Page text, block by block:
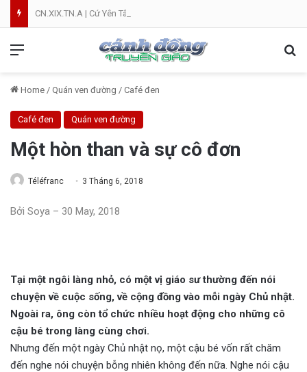
CN.XIX.TN.A | Cứ Yên Tâm | NVT
Home / Quán ven đường / Café đen
Café đen Quán ven đường
Một hòn than và sự cô đơn
Téléfranc 3 Tháng 6, 2018
Bởi Soya – 30 May, 2018
Tại một ngôi làng nhỏ, có một vị giáo sư thường đến nói
chuyện về cuộc sống, về cộng đồng vào mỗi ngày Chủ nhật.
Ngoài ra, ông còn tổ chức nhiều hoạt động cho những cô
cậu bé trong làng cùng chơi.
Nhưng đến một ngày Chủ nhật nọ, một cậu bé vốn rất chăm
đến nghe nói chuyện bỗng nhiên không đến nữa. Nghe nói cậu